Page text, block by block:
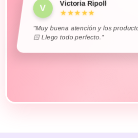
"Muy buena atención y los
🏻 Llego todo perfecto."